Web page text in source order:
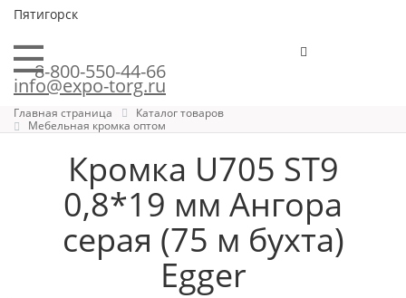
Пятигорск
8-800-550-44-66
info@expo-torg.ru
Главная страница
Каталог товаров
Мебельная кромка оптом
Кромка U705 ST9
0,8*19 мм Ангора
серая (75 м бухта)
Egger